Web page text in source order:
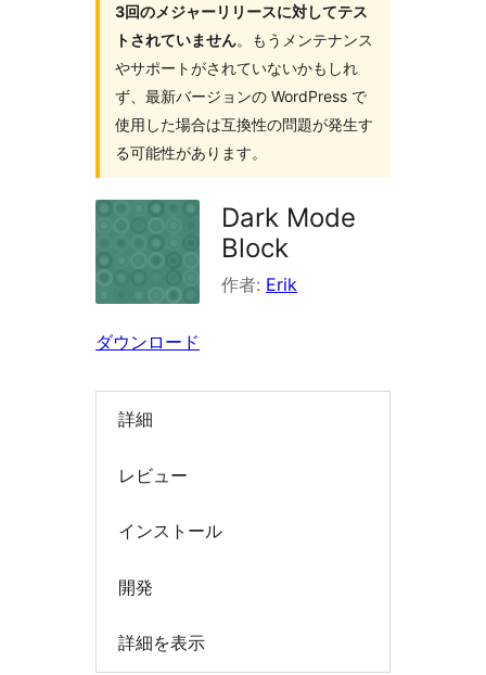
3回のメジャーリリースに対してテス
トされていません。もうメンテナンス
やサポートがされていないかもしれ
ず、最新バージョンの WordPress で
使用した場合は互換性の問題が発生す
る可能性があります。
Dark Mode
Block
作者: Erik
ダウンロード
詳細
レビュー
インストール
開発
詳細を表示